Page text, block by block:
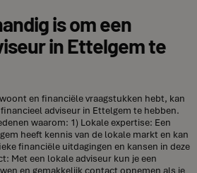
is om een
in Ettelgem te
en financiële vraagstukken hebt, kan
adviseur in Ettelgem te hebben.
waarom: 1) Lokale expertise: Een
heeft kennis van de lokale markt en kan
financiële uitdagingen en kansen in deze
Met een lokale adviseur kun je een
en gemakkelijk contact opnemen als je